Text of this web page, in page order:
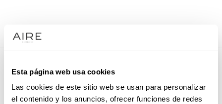
Esta página web usa cookies
Las cookies de este sitio web se usan para personalizar
el contenido y los anuncios, ofrecer funciones de redes
/ COCKTAIL DRESSES
9QT19TOC00
Evening hair ornament.